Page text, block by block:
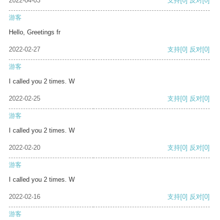
游客
Hello, Greetings fr
2022-02-27 支持[0] 反对[0]
游客
I called you 2 times. W
2022-02-25 支持[0] 反对[0]
游客
I called you 2 times. W
2022-02-20 支持[0] 反对[0]
游客
I called you 2 times. W
2022-02-16 支持[0] 反对[0]
游客